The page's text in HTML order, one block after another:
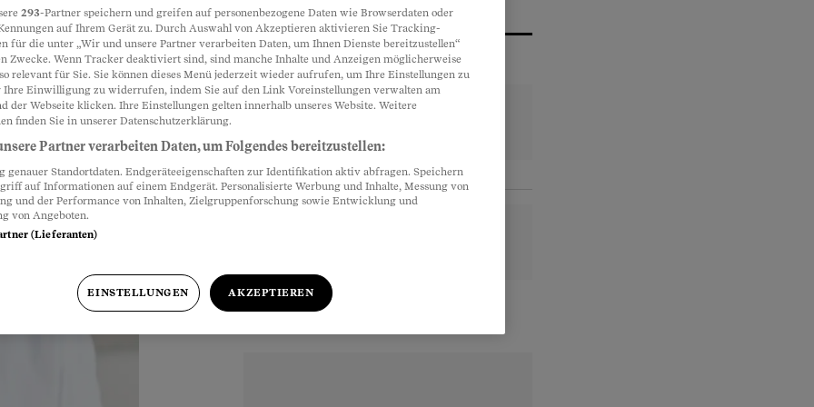
den Vertrag
Patienten ist
Partnerinhalte
293-Partner speichern und greifen auf personenbezogene Daten wie Browserdaten oder
auf Ihrem Gerät zu. Durch Auswahl von Akzeptieren aktivieren Sie Tracking-
für die unter „Wir und unsere Partner verarbeiten Daten, um Ihnen Dienste bereitzustellen“
Zwecke. Wenn Tracker deaktiviert sind, sind manche Inhalte und Anzeigen möglicherweise
relevant für Sie. Sie können dieses Menü jederzeit wieder aufrufen, um Ihre Einstellungen zu
Ihre Einwilligung zu widerrufen, indem Sie auf den Link Voreinstellungen verwalten am
der Webseite klicken. Ihre Einstellungen gelten innerhalb unseres Website. Weitere
finden Sie in unserer Datenschutzerklärung.
Partner verarbeiten Daten, um Folgendes bereitzustellen:
genauer Standortdaten. Endgeräteeigenschaften zur Identifikation aktiv abfragen. Speichern
auf Informationen auf einem Endgerät. Personalisierte Werbung und Inhalte, Messung von
und der Performance von Inhalten, Zielgruppenforschung sowie Entwicklung und
von Angeboten.
(Lieferanten)
EINSTELLUNGEN AKZEPTIEREN